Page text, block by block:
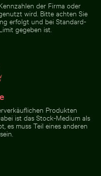
der Firma oder
wird. Bitte achten Sie
erfolgt und bei Standard-
gegeben ist.
Produkten
ist das Stock-Medium als
es muss Teil eines anderen